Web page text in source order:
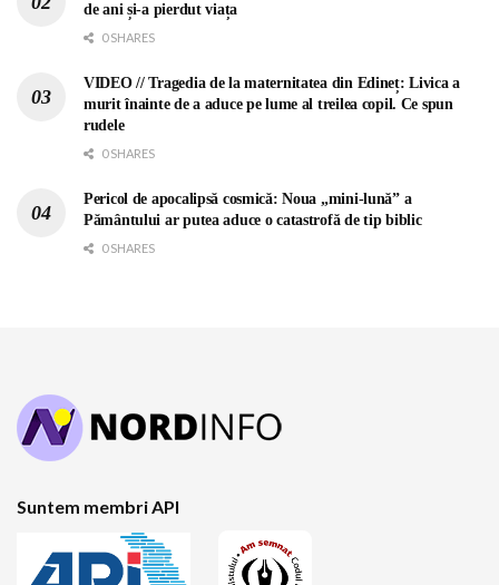
de ani și-a pierdut viața
0 SHARES
VIDEO // Tragedia de la maternitatea din Edineț: Livica a
murit înainte de a aduce pe lume al treilea copil. Ce spun
rudele
0 SHARES
Pericol de apocalipsă cosmică: Noua „mini-lună” a
Pământului ar putea aduce o catastrofă de tip biblic
0 SHARES
Suntem membri API